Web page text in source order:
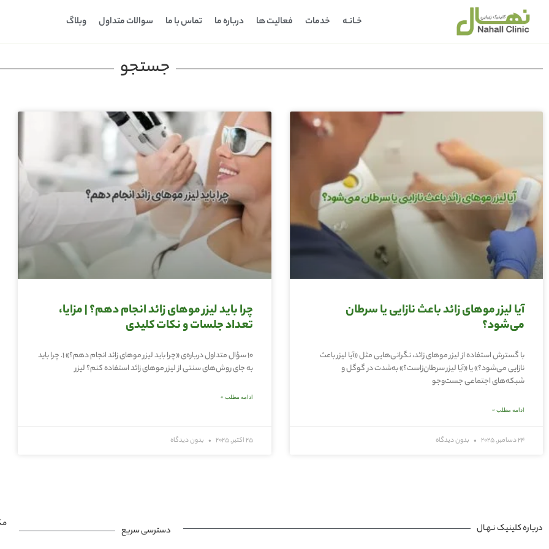
خـانـه خدمات فعالیت ها درباره ما تماس با ما سوالات متداول وبلاگ
جستجو
آیا لیزر موهای زائد باعث نازایی یا سرطان
می‌شود؟
با گسترش استفاده از لیزر موهای زائد، نگرانی‌هایی مثل «آیا لیزر باعث
نازایی می‌شود؟» یا «آیا لیزر سرطان‌زاست؟» به‌شدت در گوگل و
شبکه‌های اجتماعی جست‌وجو
ادامه مطلب »
24 دسامبر, 2025 بدون دیدگاه
چرا باید لیزر موهای زائد انجام دهم؟ | مزایا،
تعداد جلسات و نکات کلیدی
۱۰ سؤال متداول درباره‌ی «چرا باید لیزر موهای زائد انجام دهم؟» ۱. چرا باید
به جای روش‌های سنتی از لیزر موهای زائد استفاده کنم؟ لیزر
ادامه مطلب »
25 اکتبر, 2025 بدون دیدگاه
درباره کلینیک نـهـال دسترسی سریع